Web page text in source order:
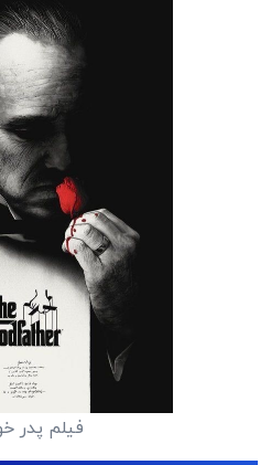
فیلم پدر